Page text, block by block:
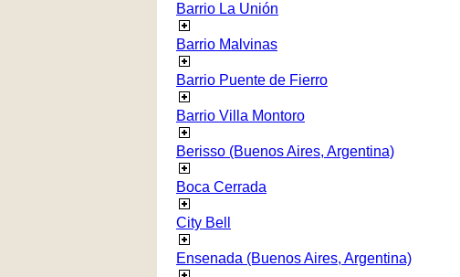
Barrio La Unión
Barrio Malvinas
Barrio Puente de Fierro
Barrio Villa Montoro
Berisso (Buenos Aires, Argentina)
Boca Cerrada
City Bell
Ensenada (Buenos Aires, Argentina)